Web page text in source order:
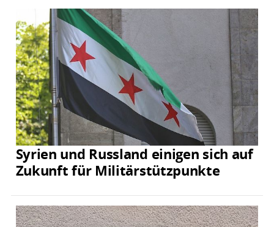
Syrien und Russland einigen sich auf
Zukunft für Militärstützpunkte